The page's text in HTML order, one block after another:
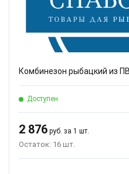
Комбинезон рыбацкий из
Доступен
2 876 руб. за 1 шт.
Остаток: 16 шт.